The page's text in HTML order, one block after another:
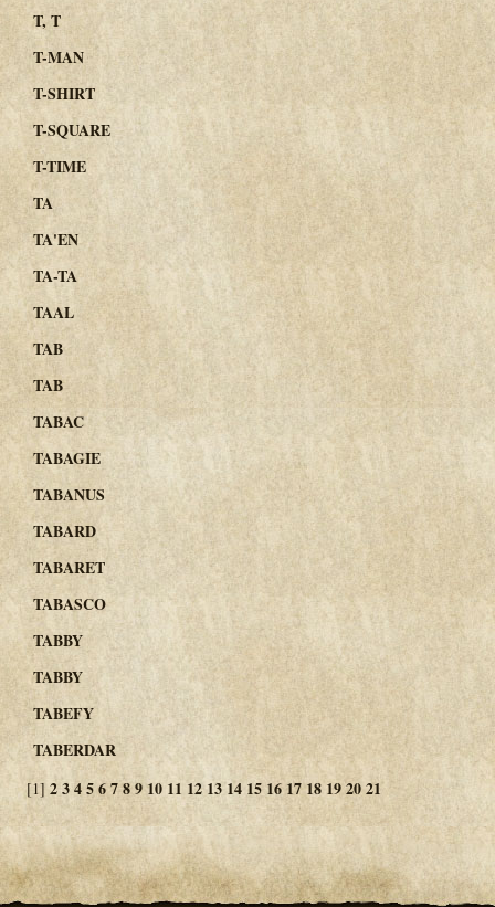
T, T
T-MAN
T-SHIRT
T-SQUARE
T-TIME
TA
TA'EN
TA-TA
TAAL
TAB
TAB
TABAC
TABAGIE
TABANUS
TABARD
TABARET
TABASCO
TABBY
TABBY
TABEFY
TABERDAR
[1] 2345678910 1112 13 14 15 1617 18 192021